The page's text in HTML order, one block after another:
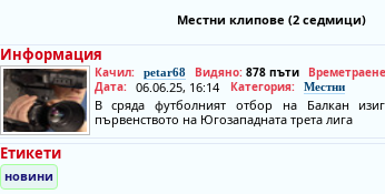
Местни клипове (2 седмици)
Информация
Качил: petar68 Видяно: 878 пъти
Дата: 06.06.25, 16:14 Категория: Местни
В сряда футболният отбор на Балкан
първенството на Югозападната трета лига
Етикети
новини